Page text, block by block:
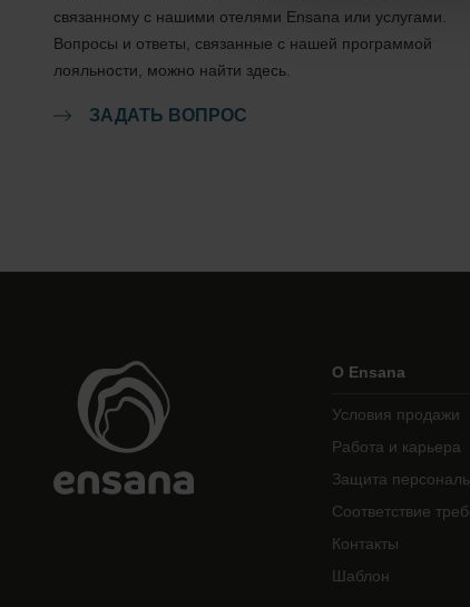
связанному с нашими отелями Ensana или услугами.
Вопросы и ответы, связанные с нашей программой
лояльности, можно найти здесь.
ЗАДАТЬ ВОПРОС
О Ensana
Условия продажи
Работа и карьера
Защита
Соответствие
Контакты
Шаблон